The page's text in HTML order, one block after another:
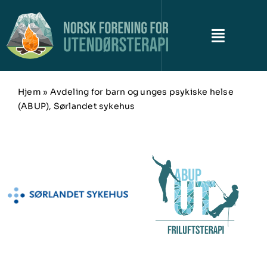
content
Toggle
Om NFUT
Utendørsterapikartet
Hjem » Avdeling for barn og unges psykiske helse
(ABUP), Sørlandet sykehus